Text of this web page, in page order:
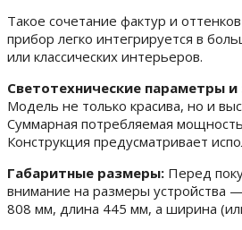
Такое сочетание фактур и
прибор легко интегрируется в
или классических интерьеров.
Светотехнические параметры и
Модель не только красива, но и
Суммарная потребляемая
Конструкция предусматривает
Габаритные размеры: Перед
внимание на размеры устройства
808 мм, длина 445 мм, а ширина